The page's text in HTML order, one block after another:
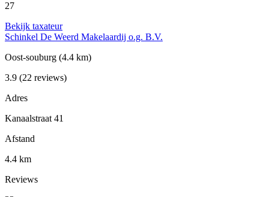
27
Bekijk taxateur
Schinkel De Weerd Makelaardij o.g. B.V.
Oost-souburg (4.4 km)
3.9 (22 reviews)
Adres
Kanaalstraat 41
Afstand
4.4 km
Reviews